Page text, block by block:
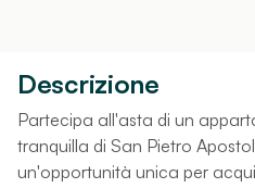
Descrizione
Partecipa all'asta di un
tranquilla di San Pietro
un'opportunità unica per